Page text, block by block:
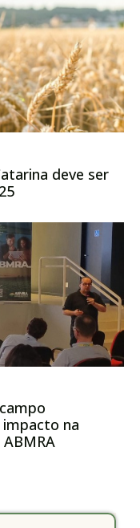
deve ser
impacto na